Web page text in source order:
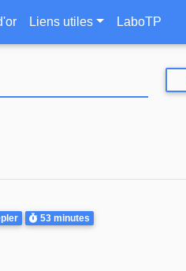
au
contenu
Liens utiles LaboTP
Durée
53 minutes